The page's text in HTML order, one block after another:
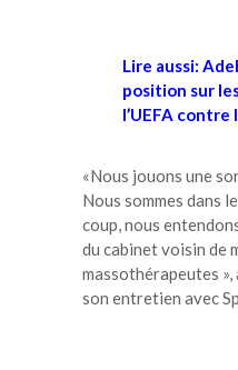
Lire aussi:
position sur
l’UEFA contre
«Nous jouons une
Nous sommes dans
coup, nous
du cabinet voisin de
massothérapeutes
son entretien avec